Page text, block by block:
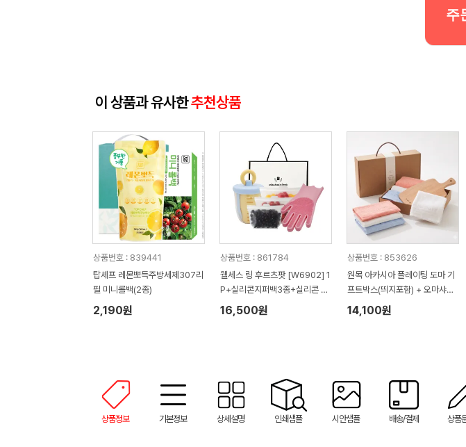
주
이 상품과 유사한추천상품
상품번호 : 839441
탑셰프 레몬뽀득주방세제307리
필 미니롤백(2종)
2,190원
상품번호 : 861784
웰세스 링 후르츠팟 [W6902] 1
P+실리콘지퍼백3종+실리콘 브
러시 설거지 수세미 일체형 고무
장갑 1P 세트
16,500원
상품번호 : 853626
원목 아카시아 플레이팅 도마 기
프트박스(띄지포함) + 오마샤리
프 행주 + 기프트박스
14,100원
상품정보 기본정보 상세설명 인쇄샘플 시안샘플 배송/결제 상품